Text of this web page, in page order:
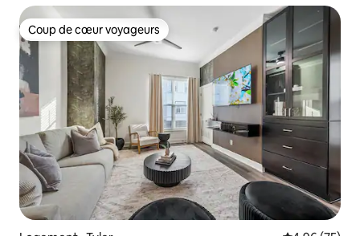
Coup de cœur voyageurs
Coup de cœur voyageurs